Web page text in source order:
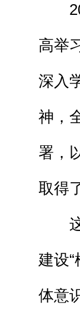
高举
深入
神，
署，
取得
建设
体意